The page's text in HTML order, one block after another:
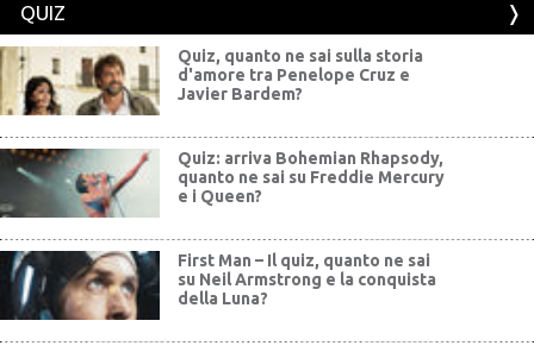
QUIZ
Quiz, quanto ne sai sulla storia
d'amore tra Penelope Cruz e
Javier Bardem?
Quiz: arriva Bohemian Rhapsody,
quanto ne sai su Freddie Mercury
e i Queen?
First Man – Il quiz, quanto ne sai
su Neil Armstrong e la conquista
della Luna?